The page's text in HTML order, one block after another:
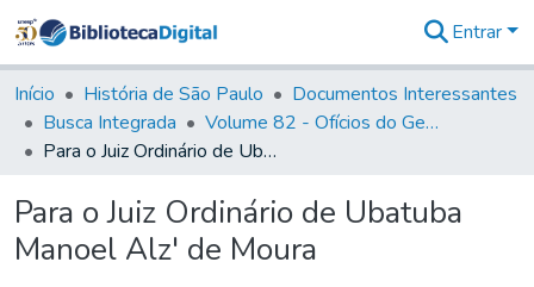
&
Coleções
Tudo na
Biblioteca
Estatísticas
Entrar
Início História de São Paulo
Documentos Interessantes
Busca Integrada
Volume 82 - Ofícios do General Martim Lopes Lobo de Saldanha (Governador da Capitania): 1779- 1780
Para o Juiz Ordinário de Ubatuba Manoel Alz' de Moura
Para o Juiz Ordinário de Ubatuba
Manoel Alz' de Moura